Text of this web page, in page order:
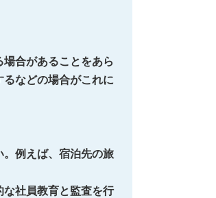
合があることをあら
などの場合がこれに
例えば、宿泊先の旅
社員教育と監査を行